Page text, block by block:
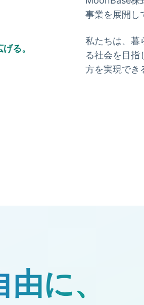
る。
事業を展開し
私たちは、暮
る社会を目指
方を実現でき
に、